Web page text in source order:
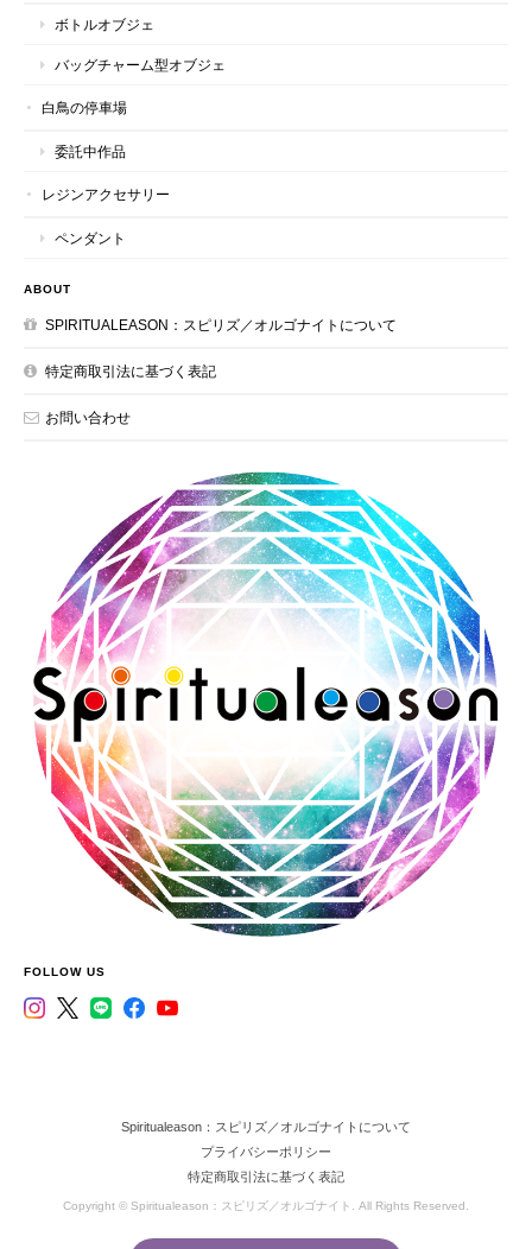
ボトルオブジェ
バッグチャーム型オブジェ
白鳥の停車場
委託中作品
レジンアクセサリー
ペンダント
ABOUT
SPIRITUALEASON：スピリズ／オルゴナイトについて
特定商取引法に基づく表記
お問い合わせ
FOLLOW US
Spiritualeason：スピリズ／オルゴナイトについて
プライバシーポリシー
特定商取引法に基づく表記
Copyright © Spiritualeason：スピリズ／オルゴナイト. All Rights Reserved.